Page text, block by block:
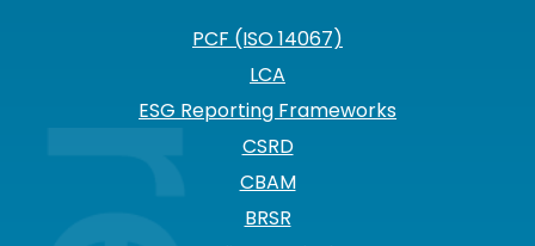
PCF (ISO 14067)
LCA
ESG Reporting Frameworks
CSRD
CBAM
BRSR